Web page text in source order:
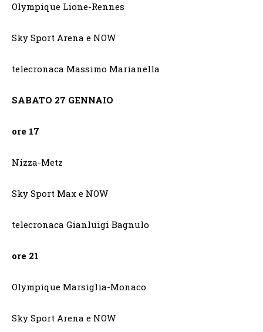
Olympique Lione-Rennes
Sky Sport Arena e NOW
telecronaca Massimo Marianella
SABATO 27 GENNAIO
ore 17
Nizza-Metz
Sky Sport Max e NOW
telecronaca Gianluigi Bagnulo
ore 21
Olympique Marsiglia-Monaco
Sky Sport Arena e NOW